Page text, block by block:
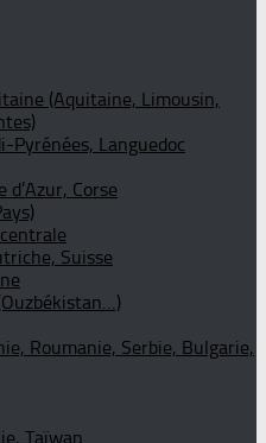
(Aquitaine, Limousin,
Pyrénées, Languedoc
d’Azur, Corse
Suisse
Roumanie, Serbie, Bulgarie,
Taïwan